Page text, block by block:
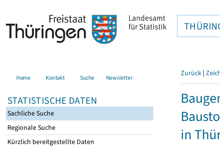
Home Kontakt Suche Newsletter
STATISTISCHE DATEN
Sachliche Suche
Regionale Suche
Kürzlich bereitgestellte Daten
Zurück |
in